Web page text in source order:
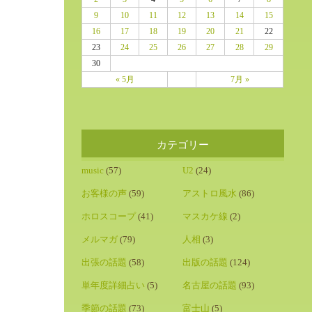
« 5月 7月 »
9
10 11 12 13 14
15
16
17 18 19 20 21
22
23
24 25 26 27 28
29
30
カテゴリー
music (57) U2 (24)
お客様の声 (59) アストロ風水 (86)
ホロスコープ(41) マスカケ線 (2)
メルマガ (79) 人相 (3)
出張の話題 (58) 出版の話題 (124)
単年度詳細占い (5) 名古屋の話題 (93)
季節の話題 (73) 富士山 (5)